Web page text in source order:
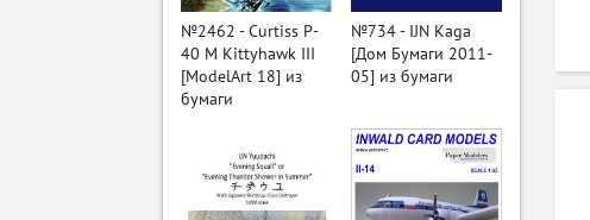
№2462 - Curtiss P-
40 M Kittyhawk III
[ModelArt 18] из
бумаги
№734 - IJN Kaga
[Дом Бумаги 2011-
05] из бумаги